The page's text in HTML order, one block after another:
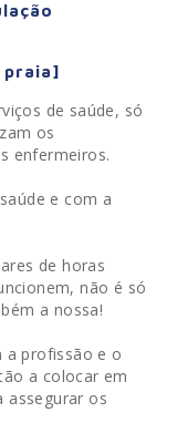
praia]
de saúde, só
os
enfermeiros.
e com a
de horas
não é só
a nossa!
a profissão e o
a colocar em
assegurar os